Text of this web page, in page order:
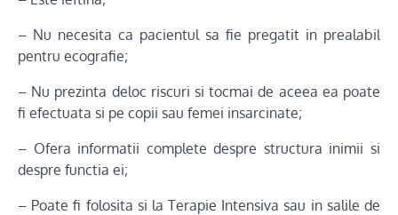
– Nu necesita ca pacientul sa fie pregatit in prealabil
pentru ecografie;
– Nu prezinta deloc riscuri si tocmai de aceea ea poate
fi efectuata si pe copii sau femei insarcinate;
– Ofera informatii complete despre structura inimii si
despre functia ei;
– Poate fi folosita si la Terapie Intensiva sau in salile de